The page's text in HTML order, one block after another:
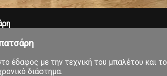
έδαφος με την τεχνική του μπαλέτου και
διάστημα.